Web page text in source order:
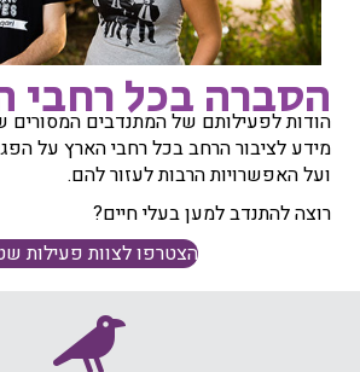
הסברה בכל רחבי
הודות לפעילותם של המתנדבים המסורים
מידע לציבור הרחב בכל רחבי הארץ על
ועל האפשרויות הרבות לעזור להם.
רוצה להתנדב למען בעלי חיים?
הצטרפו לצוות פעילות